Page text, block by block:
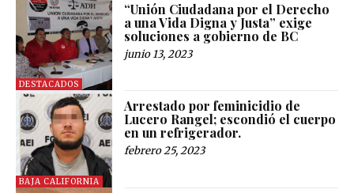
DESTACADOS
“Unión Ciudadana por el Derecho
a una Vida Digna y Justa” exige
soluciones a gobierno de BC
junio 13, 2023
BAJA CALIFORNIA
Arrestado por feminicidio de
Lucero Rangel; escondió el cuerpo
en un refrigerador.
febrero 25, 2023